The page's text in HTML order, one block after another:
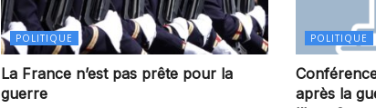
POLITIQUE
La France n’est pas prête pour la
guerre
POLITIQUE
après la